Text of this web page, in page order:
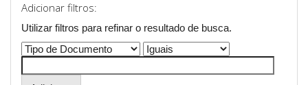
Adicionar filtros:
Utilizar filtros para refinar o resultado de busca.